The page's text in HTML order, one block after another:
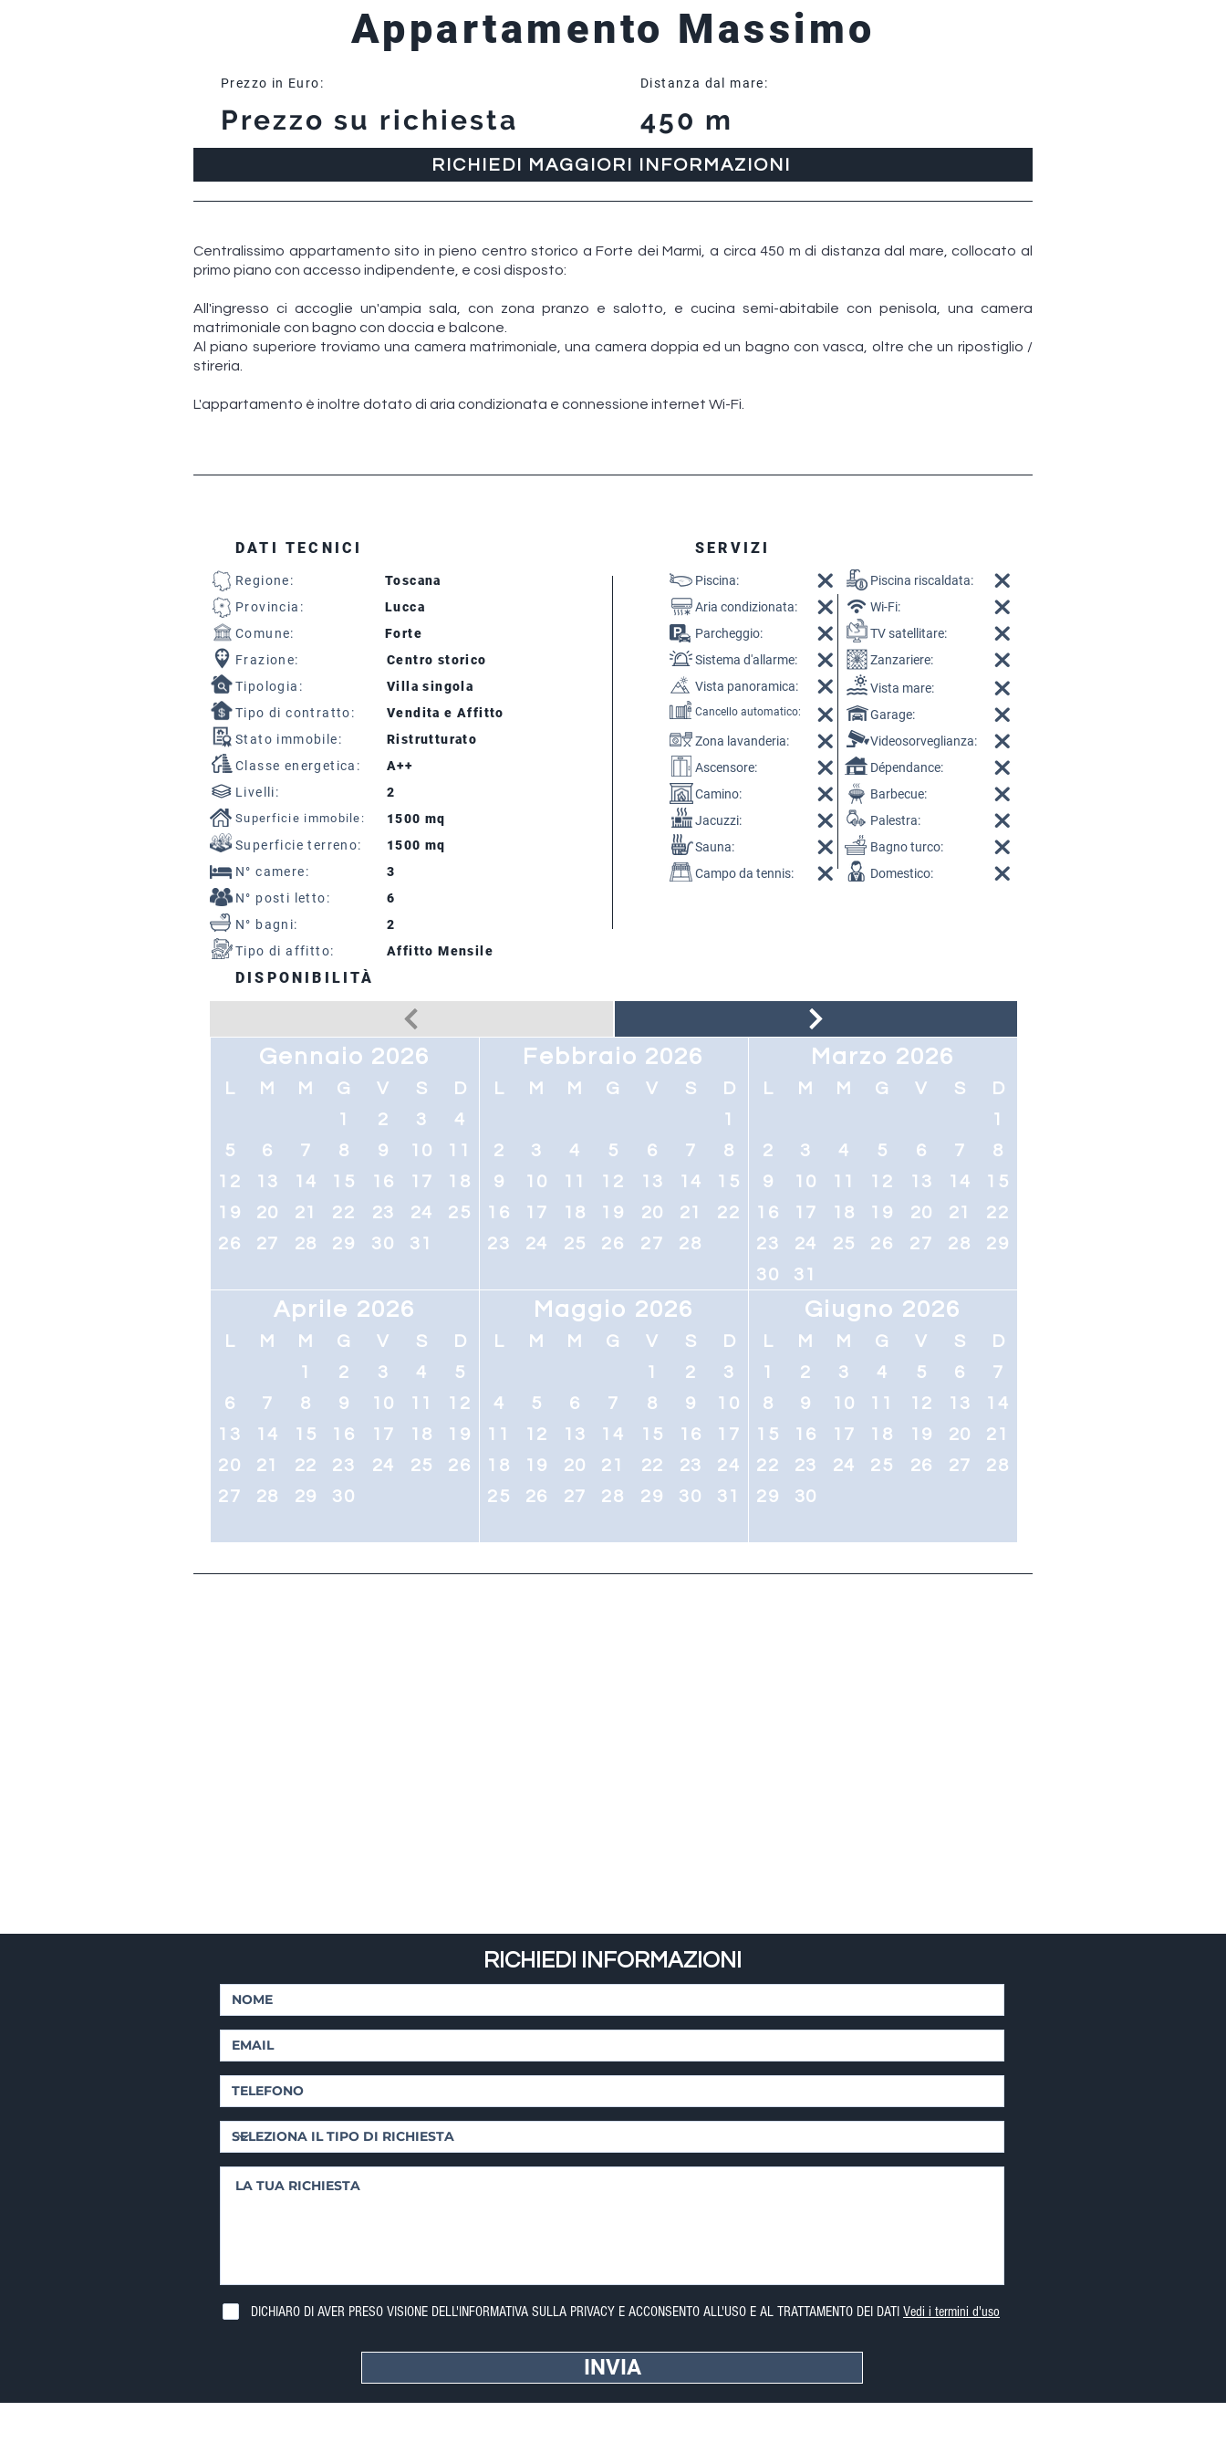
Appartamento Massimo
Prezzo in Euro:
Prezzo su richiesta
Distanza dal mare:
450 m
RICHIEDI MAGGIORI INFORMAZIONI
Centralissimo appartamento sito in pieno centro storico a Forte dei Marmi, a circa 450 m di distanza dal mare, collocato al
primo piano con accesso indipendente, e così disposto:
All'ingresso ci accoglie un'ampia sala, con zona pranzo e salotto, e cucina semi-abitabile con penisola, una camera
matrimoniale con bagno con doccia e balcone.
Al piano superiore troviamo una camera matrimoniale, una camera doppia ed un bagno con vasca, oltre che un ripostiglio /
stireria.
L'appartamento è inoltre dotato di aria condizionata e connessione internet Wi-Fi.
DATI TECNICI SERVIZI
Regione:
Toscana
Provincia:
Lucca
Comune:
Forte
Frazione:
Centro storico
Tipologia:
Villa singola
Tipo di contratto:
Vendita e Affitto
Piscina:
Aria condizionata:
Parcheggio:
Sistema d'allarme:
Vista panoramica:
Cancello automatico:
Piscina riscaldata:
Wi-Fi:
TV satellitare:
Zanzariere:
Vista mare:
Garage:
Stato immobile:
Classe energetica:
Livelli:
Superficie immobile:
Superficie terreno:
N° camere:
N° posti letto:
Ristrutturato Zona lavanderia:
Videosorveglianza:
Ascensore:
A++
Dépendance:
2
1500 mq
1500 mq
3
Camino:
Jacuzzi:
Sauna:
Campo da tennis:
Barbecue:
Palestra:
Bagno turco:
Domestico:
6
N° bagni:
2
Tipo di affitto:
Affitto Mensile
DISPONIBILITÀ
Gennaio 2026
L M M G V S
D
1
2 3
4
5
6 7 8 9 10
11
12
13 14 15 16 17
18
19
20 21 22 23 24
25
26
27 28 29 30 31
Aprile 2026
L M M G V S
D
1
2 3 4
5
6
7 8 9 10 11
12
13
14 15 16 17 18
19
20
21 22 23 24 25
26
27
28 29 30
Febbraio 2026
L M M G V S
D
1
2
3 4 5 6 7
8
9
10 11 12 13 14
15
16
17 18 19 20 21
22
23
24 25 26 27 28
Maggio 2026
L M M G V S
D
1
2
3
4
5 6 7 8 9
10
11
12 13 14 15 16
17
18
19 20 21 22 23
24
25
26 27 28 29 30 31
Marzo 2026
L M M G V S
D
1
2
3 4 5 6 7
8
9
10 11 12 13 14
15
16
17 18 19 20 21
22
23
24 25 26 27 28
29
30
31
Giugno 2026
L M M G V S
D
1
2 3 4 5 6
7
8
9 10 11 12 13
14
15
16 17 18 19 20
21
22
23 24 25 26 27
28
29
30
RICHIEDI INFORMAZIONI
DICHIARO DI AVER PRESO VISIONE DELL'INFORMATIVA SULLA PRIVACY E ACCONSENTO ALL'USO E AL TRATTAMENTO DEI DATI Vedi i termini d'uso
INVIA